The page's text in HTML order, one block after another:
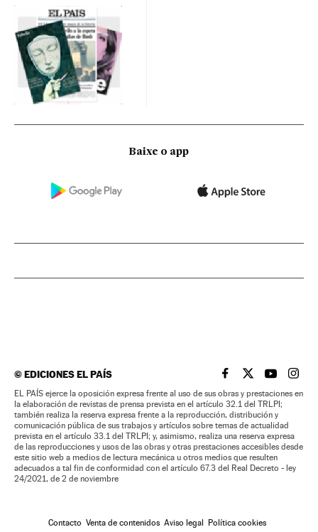
Baixe o app
©EDICIONES EL PAÍS EL PAÍS BRASIL EN
EL PAÍSEL PAÍS
EL
EL PAÍS ejerce la oposición expresa frente al uso de sus obras y prestaciones en
la elaboración de revistas de prensa prevista en el artículo 32.1 del TRLPI;
también realiza la reserva expresa frente a la reproducción, distribución y
comunicación pública de sus trabajos y artículos sobre temas de actualidad
prevista en el artículo 33.1 del TRLPI; y, asimismo, realiza una reserva expresa
de las reproducciones y usos de las obras y otras prestaciones accesibles desde
este sitio web a medios de lectura mecánica u otros medios que resulten
adecuados a tal fin de conformidad con el artículo 67.3 del Real Decreto - ley
24/2021, de 2 de noviembre
Contacto Venta de contenidos Aviso legal Política cookies